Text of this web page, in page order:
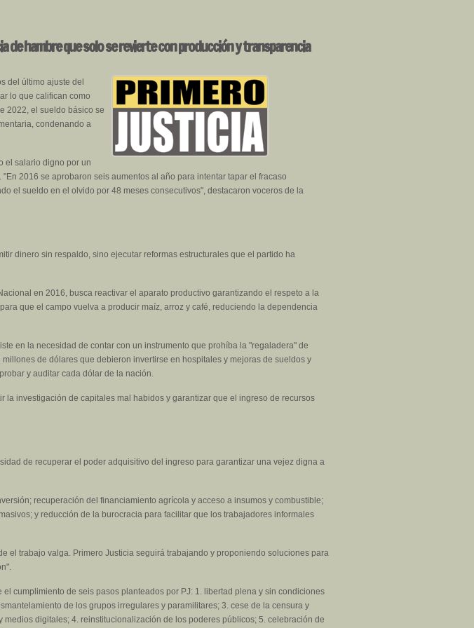
de hambre que solo se revierte con producción y transparencia
del último ajuste del
lo que califican como
2022, el sueldo básico se
condenando a
el salario digno por un
2016 se aprobaron seis aumentos al año para intentar tapar el fracaso
el sueldo en el olvido por 48 meses consecutivos", destacaron voceros de la
dinero sin respaldo, sino ejecutar reformas estructurales que el partido ha
en 2016, busca reactivar el aparato productivo garantizando el respeto a la
que el campo vuelva a producir maíz, arroz y café, reduciendo la dependencia
en la necesidad de contar con un instrumento que prohíba la "regaladera" de
de dólares que debieron invertirse en hospitales y mejoras de sueldos y
y auditar cada dólar de la nación.
la investigación de capitales mal habidos y garantizar que el ingreso de recursos
de recuperar el poder adquisitivo del ingreso para garantizar una vejez digna a
recuperación del financiamiento agrícola y acceso a insumos y combustible;
y reducción de la burocracia para facilitar que los trabajadores informales
el trabajo valga. Primero Justicia seguirá trabajando y proponiendo soluciones para
cumplimiento de seis pasos planteados por PJ: 1. libertad plena y sin condiciones
de los grupos irregulares y paramilitares; 3. cese de la censura y
digitales; 4. reinstitucionalización de los poderes públicos; 5. celebración de